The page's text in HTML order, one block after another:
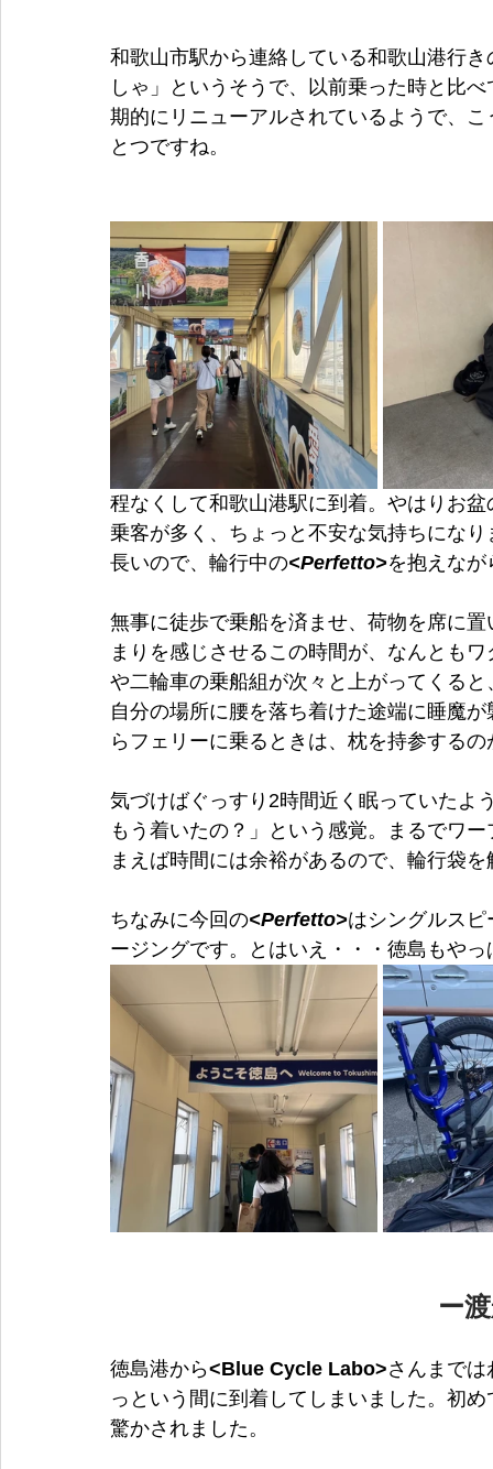
和歌山市駅から連絡している和歌山港行
しゃ」というそうで、以前乗った時と比
期的にリニューアルされているようで、
とつですね。
程なくして和歌山港駅に到着。やはりお
乗客が多く、ちょっと不安な気持ちにな
長いので、輪行中の<Perfetto>を抱えな
無事に徒歩で乗船を済ませ、荷物を席に
まりを感じさせるこの時間が、なんとも
や二輪車の乗船組が次々と上がってくる
自分の場所に腰を落ち着けた途端に睡魔
らフェリーに乗るときは、枕を持参する
気づけばぐっすり2時間近く眠っていたよ
もう着いたの？」という感覚。まるでワ
まえば時間には余裕があるので、輪行袋
ちなみに今回の<Perfetto>はシングルス
ージングです。とはいえ・・・徳島もやっ
ー
徳島港から<Blue Cycle Labo>さんまで
っという間に到着してしまいました。初
驚かされました。